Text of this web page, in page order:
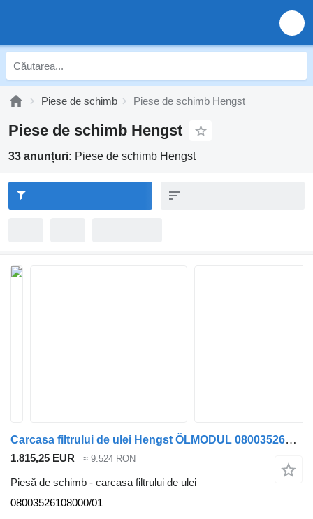
Piese de schimb Piese de schimb Hengst
Piese de schimb Hengst
33 anunțuri: Piese de schimb Hengst
Carcasa filtrului de ulei Hengst ÖLMODUL 08003526108000/01 pentru camion Mercedes-Benz Actros MP 4
1.815,25 EUR ≈ 9.524 RON
Piesă de schimb - carcasa filtrului de ulei
08003526108000/01